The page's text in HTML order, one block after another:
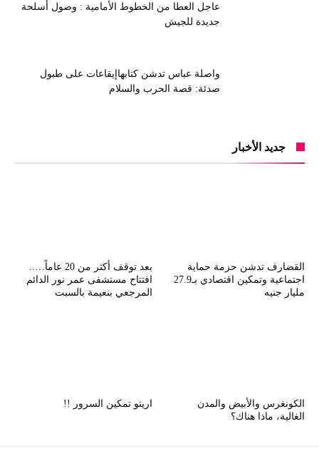
عاجل العطا من الخطوط الأمامية : وصول أسلحة
جديدة للجيش
واصلة عباس تدشن كتابهاإيقاعات على طبول
صدئة: قصة الحرب والسلام
جديد الأخبار
بعد توقف أكثر من 20 عاماً…..
افتتاح مستشفى عمر نور الدائم
المرجعي بنعيمة بالسبت
القضارف تدشن حزمة حماية
اجتماعية وتمكين اقتصادي بـ27.9
مليار جنيه
اريتو تمكين السرور !!
الكونغرس والأبيض والمدن
الغالية، ماذا هناك؟